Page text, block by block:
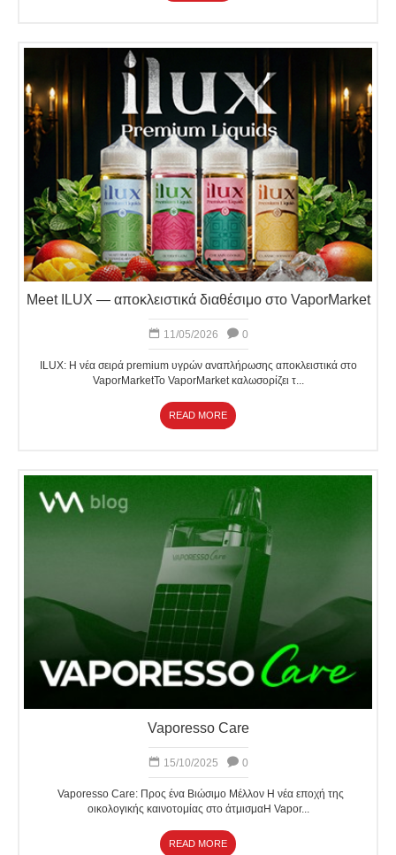
Meet ILUX — αποκλειστικά διαθέσιμο στο VaporMarket
11/05/2026 0
ILUX: Η νέα σειρά premium υγρών αναπλήρωσης αποκλειστικά στο
VaporMarketΤο VaporMarket καλωσορίζει τ...
READ MORE
Vaporesso Care
15/10/2025 0
Vaporesso Care: Προς ένα Βιώσιμο Μέλλον Η νέα εποχή της
οικολογικής καινοτομίας στο άτμισμαΗ Vapor...
READ MORE